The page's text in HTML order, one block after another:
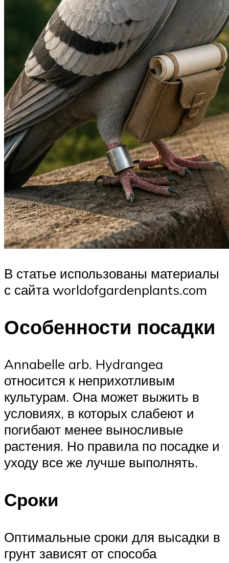
В статье использованы материалы
с сайта worldofgardenplants.com
Особенности посадки
Annabelle arb. Hydrangea
относится к неприхотливым
культурам. Она может выжить в
условиях, в которых слабеют и
погибают менее выносливые
растения. Но правила по посадке и
уходу все же лучше выполнять.
Сроки
Оптимальные сроки для высадки в
грунт зависят от способа